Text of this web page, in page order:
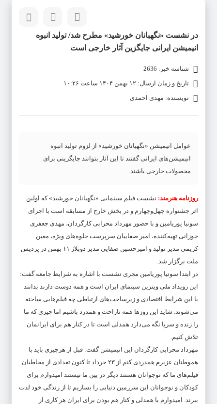
در نشست «نگهبانان خورشید» مطرح شد/ تولید انبوه
انیمیشن ایرانی جایگزین آثار خارجی است
شناسه خبر: 2636
تاریخ و زمان ارسال: ۱۲ بهمن ۱۴۰۴ ساعت ۱۰:۲۶
نویسنده: مهدی احمدی
عوامل انیمیشن «نگهبانان خورشید» از لزوم تولید انبوه
انیمیشن‌های ایرانی گفتند تا این آثار بتوانند جایگزینی برای
محصولات خارجی باشند.
روزنامه هنرمند: نشست فیلم سینمایی «نگهبانان خورشید» که اولین
اثر جشنواره چهل‌وچهارم و در بخش خارج از مسابقه است با اجرای
سونیا پوریامین و با حضور مهرداد محرابی کارگردان، مهدی جعفری
جوزانی تهیه‌کننده، امیر صفاییان سرپرست جلوه‌های ویژه، معین
کریمی مدیر تولید و امیرحسین صفایی مدیر دوبلاژ ۱۱ بهمن در پردیس
ملت برگزار شد.
در ابتدا سونیا پوریامین مجری نشست با اشاره به شرایط جامعه گفت:
این رویداد ملی ویترین سینمای ایران است و همه دوست دارند بدانند
با این شرایط اقتصادی و زیرساخت‌های ارتباطی چه فیلم‌هایی ساخته
می‌شوند. شاید این روزها همه ناراحت و همدرد باشیم اما چیزی که ما
را زنده و سرپا نگه می‌دارد همدلی است تا در کنار هم برای ایرانمان
تلاش کنیم.
مهرداد محرابی کارگردان این انیمیشن گفت: قبل از هرچیزی باید با
هموطنان عزیزم همدردی کنم از ۲۳ خرداد تا کنون تعدادی از مخاطبان
فیلم‌های ما که نوجوانان هستند دیگر در بین ما نیستند امیدوارم برای
کودکان و نوجوانان این سرزمین دنیایی را بسازیم تا از زندگی خود لذت
ببرند. امیدوارم با همدلی و کنار هم بودن برای ایران هر کاری از